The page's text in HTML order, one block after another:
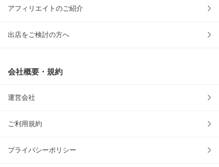
アフィリエイトのご紹介
出店をご検討の方へ
会社概要・規約
運営会社
ご利用規約
プライバシーポリシー